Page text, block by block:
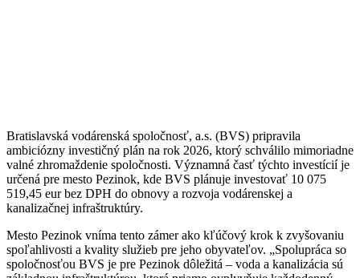
Bratislavská vodárenská spoločnosť, a.s. (BVS) pripravila
ambiciózny investičný plán na rok 2026, ktorý schválilo mimoriadne
valné zhromaždenie spoločnosti. Významná časť týchto investícií je
určená pre mesto Pezinok, kde BVS plánuje investovať 10 075
519,45 eur bez DPH do obnovy a rozvoja vodárenskej a
kanalizačnej infraštruktúry.
Mesto Pezinok vníma tento zámer ako kľúčový krok k zvyšovaniu
spoľahlivosti a kvality služieb pre jeho obyvateľov. „Spolupráca so
spoločnosťou BVS je pre Pezinok dôležitá – voda a kanalizácia sú